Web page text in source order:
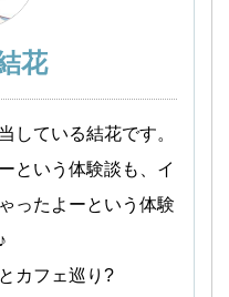
花
している結花です。
という体験談も、イ
ったよーという体験
♪
カフェ巡り?